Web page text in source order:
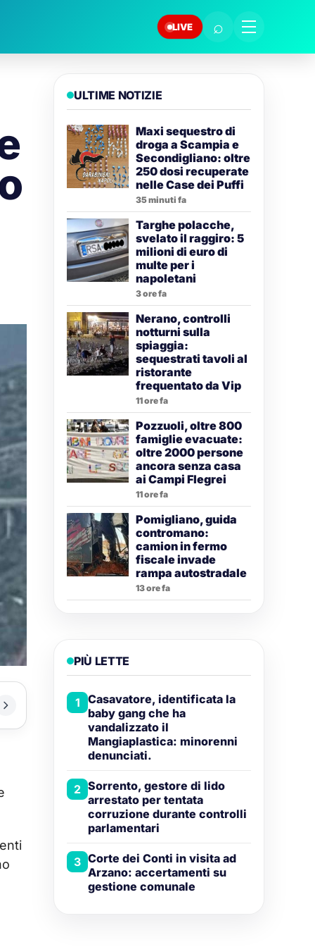
LIVE ⌕
ULTIME NOTIZIE
Maxi sequestro di
droga a Scampia e
Secondigliano: oltre
250 dosi recuperate
nelle Case dei Puffi
35 minuti fa
Targhe polacche,
svelato il raggiro: 5
milioni di euro di
multe per i
napoletani
3 ore fa
Nerano, controlli
notturni sulla
spiaggia:
sequestrati tavoli al
ristorante
frequentato da Vip
11 ore fa
Pozzuoli, oltre 800
famiglie evacuate:
oltre 2000 persone
ancora senza casa
ai Campi Flegrei
11 ore fa
Pomigliano, guida
contromano:
camion in fermo
fiscale invade
rampa autostradale
13 ore fa
PIÙ LETTE
1 Casavatore, identificata la
baby gang che ha
vandalizzato il
Mangiaplastica: minorenni
denunciati.
2 Sorrento, gestore di lido
arrestato per tentata
corruzione durante controlli
parlamentari
3 Corte dei Conti in visita ad
Arzano: accertamenti su
gestione comunale